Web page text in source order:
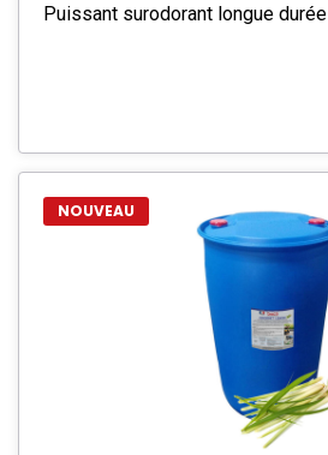
Puissant surodorant longue durée
NOUVEAU